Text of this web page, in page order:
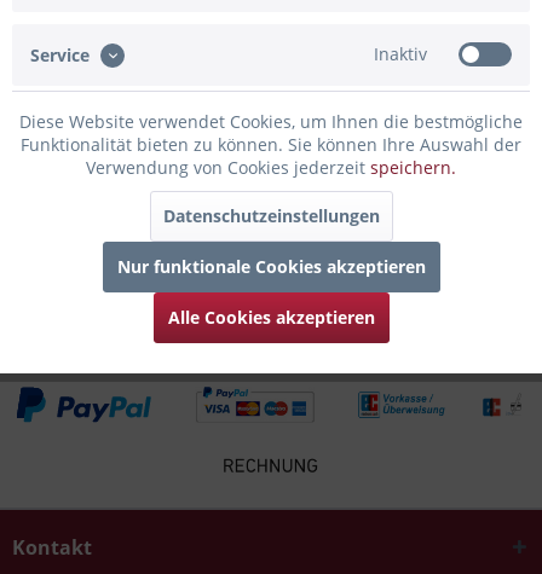
Bewertungen lesen, schreiben und diskutieren...mehr
Infos zum Hersteller
Folgende Infos zum Hersteller sind verfübar......
4
Kontakt
Service Inaktiv
Diese Website verwendet Cookies, um Ihnen die bestmögliche
Funktionalität bieten zu können. Sie können Ihre Auswahl der
Verwendung von Cookies jederzeit speichern.
Datenschutzeinstellungen
Nur funktionale Cookies akzeptieren
Alle Cookies akzeptieren